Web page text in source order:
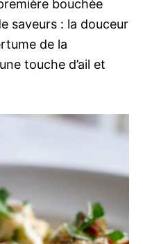
bouchée
saveurs : la douceur
de la
touche d’ail et